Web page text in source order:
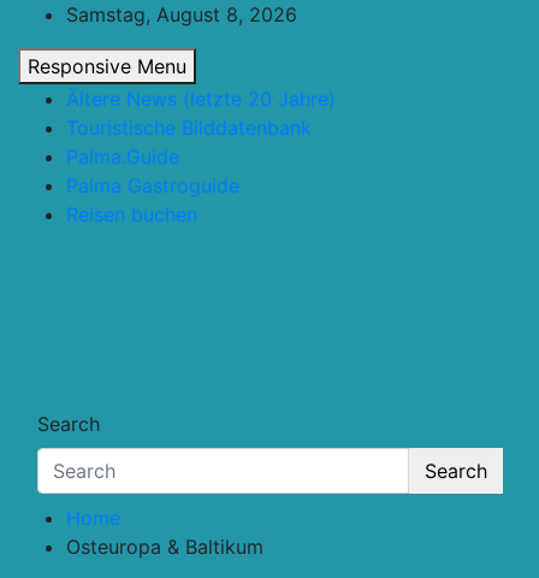
content
Samstag, August 8, 2026
Responsive Menu
Ältere News (letzte 20 Jahre)
Touristische Bilddatenbank
Palma.Guide
Palma Gastroguide
Reisen buchen
Search
Search
Home
Osteuropa & Baltikum